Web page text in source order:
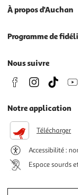
À propos d'Auchan
Programme de
Nous suivre
Notre application
Télécharger
Accessibilité :
Espace sourds